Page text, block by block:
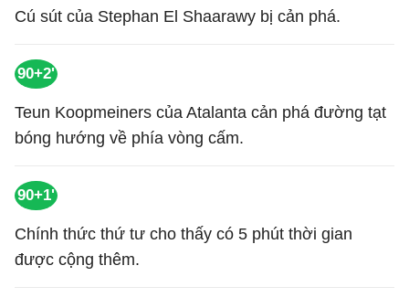
Cú sút của Stephan El Shaarawy bị cản phá.
90+2'
Teun Koopmeiners của Atalanta cản phá đường tạt
bóng hướng về phía vòng cấm.
90+1'
Chính thức thứ tư cho thấy có 5 phút thời gian
được cộng thêm.